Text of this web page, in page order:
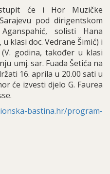
će i Hor Muzičke
pod dirigentskom
solisti Hana
klasi doc. Vedrane Šimić) i
godina, također u klasi
umj. sar. Fuada Šetića na
16. aprila u 20.00 sati u
će izvesti djelo G. Faurea
bastina.hr/program-